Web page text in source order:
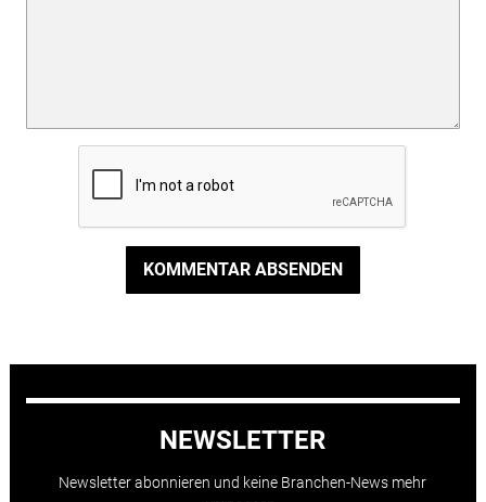
KOMMENTAR ABSENDEN
NEWSLETTER
Newsletter abonnieren und keine Branchen-News mehr